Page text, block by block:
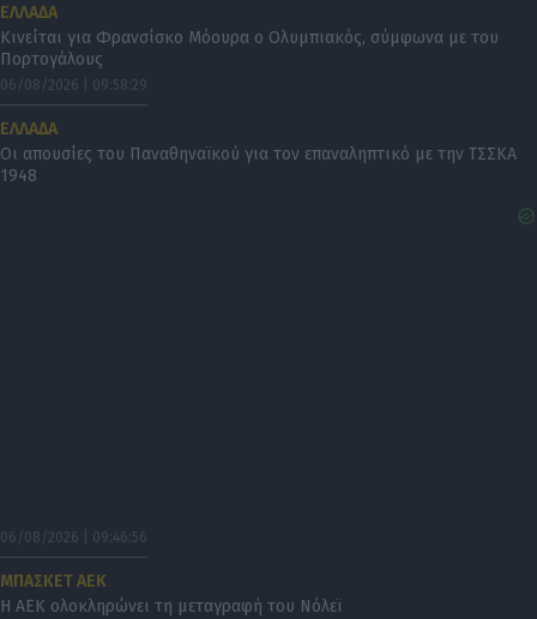
ΕΛΛΑΔΑ
Κινείται για Φρανσίσκο Μόουρα ο Ολυμπιακός, σύμφωνα με του
Πορτογάλους
06/08/2026 | 09:58:29
ΕΛΛΑΔΑ
Οι απουσίες του Παναθηναϊκού για τον επαναληπτικό με την ΤΣΣΚΑ
1948
06/08/2026 | 09:46:56
ΜΠΑΣΚΕΤ ΑΕΚ
Η ΑΕΚ ολοκληρώνει τη μεταγραφή του Νόλεϊ